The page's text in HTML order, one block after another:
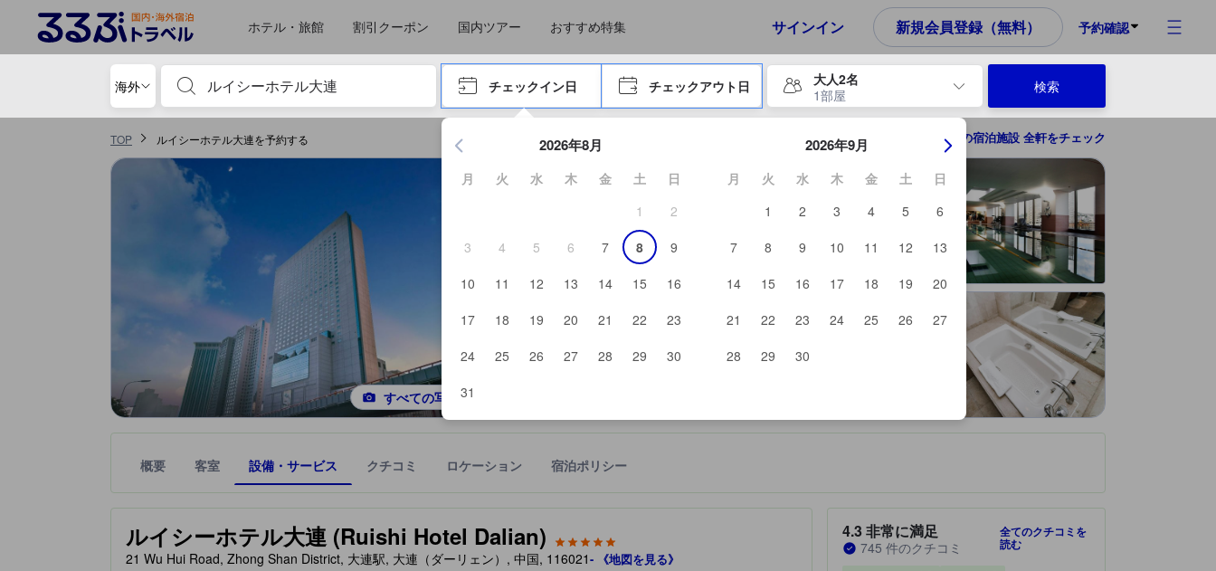
ホテル・旅館 割引クーポン 国内ツアー おすすめ特集 サインイン 新規会員登録（無料） 予約確認
海外
宿泊施設名やキーワードを入力し、矢印キーやタブキーで進み、エンターキーを押して内容を確定して、検索します。
チェックイン日 チェックアウト日
大人2名
1部屋
エンターキーを押して日付選択画面の操作を開始します。方向キーを使用して、チェックイン日とチェックアウト日を移動します。
2026年8月
月 火 水 木 金 土
日
1
2
3
4 5 6 7 8
9
10
11 12 13 14 15
16
17
18 19 20 21 22
23
24
25 26 27 28 29
30
31
2026年9月
月 火 水 木 金 土
日
1
2 3 4 5
6
7
8 9 10 11 12
13
14
15 16 17 18 19
20
21
22 23 24 25 26
27
28
29 30
検索
TOP ルイシーホテル大連を予約する 大連（ダーリェン）の宿泊施設 全軒をチェック
すべての写真を見る
概要 客室 設備・サービス クチコミ ロケーション 宿泊ポリシー
ルイシーホテル大連 (Ruishi Hotel Dalian)
星評価、最高5の内5
tooltip
星評価は、提携サイトから受け取った情報であり、宿泊施設に備わっていると予測される快適さや客室のレベルを示すものです。
21 Wu Hui Road, Zhong Shan District, 大連駅, 大連（ダーリェン）, 中国, 116021- 《地図を見る》
宿泊施設のクチコミスコア：4.3 / 5 非常に満足 745 件のクチコミ
4.3非常に満足
745 件のクチコミ
全てのクチコミを
読む
るるぶトラベルに掲載されているクチコミは実際に予約をし、宿泊を終えたゲストから提供されています。実際の経験に基づいた内容であるため、これから宿泊選びをされるユーザーにとっても参考となる信頼で